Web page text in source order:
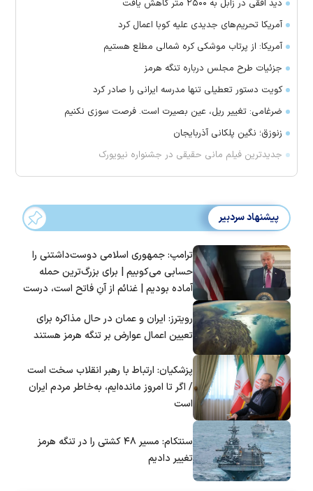
دید افقی در زابل به ۲۵۰۰ متر کاهش یافت
آمریکا تحریم‌های جدیدی علیه کوبا اعمال کرد
آمریکا: از پرتاب موشکی کره شمالی مطلع هستیم
جزئیات طرح مجلس درباره تنگه هرمز
کویت دستور تعطیلی تنها مدرسه ایرانی را صادر کرد
ضرغامی: تغییر ریل، عین بصیرت است. فرصت سوزی نکنیم
زنوزق؛ نگین پلکانی آذربایجان
جدیدترین فیلم مانی حقیقی در جشنواره نیویورک
پیشنهاد سردبیر
ترامپ: جمهوری اسلامی دوست‌داشتنی را
حسابی می‌کوبیم | برای بزرگ‌ترین حمله
آماده بودیم | غنائم از آنِ فاتح است، درست
رویترز: ایران و عمان در حال مذاکره برای
تعیین اعمال عوارض بر تنگه هرمز هستند
پزشکیان: ارتباط با رهبر انقلاب سخت است
/ اگر تا امروز مانده‌ایم، به‌خاطر مردم ایران
است
سنتکام: مسیر ۴۸ کشتی را در تنگه هرمز
تغییر دادیم